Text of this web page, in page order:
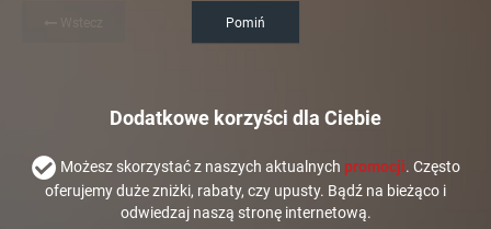
Pomiń
Dodatkowe korzyści dla Ciebie
Możesz skorzystać z naszych aktualnych promocji. Często
oferujemy duże zniżki, rabaty, czy upusty. Bądź na bieżąco i
odwiedzaj naszą stronę internetową.